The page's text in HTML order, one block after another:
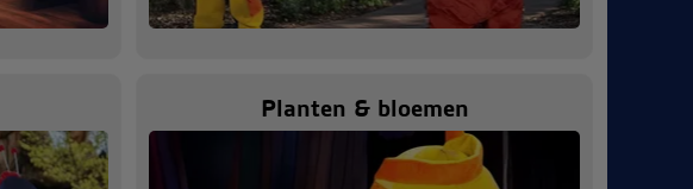
Planten & bloemen